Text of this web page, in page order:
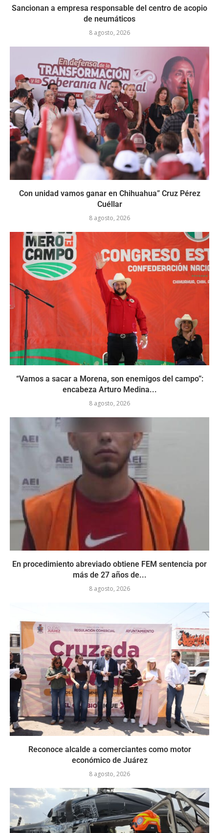
Sancionan a empresa responsable del centro de acopio
de neumáticos
8 agosto, 2026
Con unidad vamos ganar en Chihuahua” Cruz Pérez
Cuéllar
8 agosto, 2026
“Vamos a sacar a Morena, son enemigos del campo”:
encabeza Arturo Medina...
8 agosto, 2026
En procedimiento abreviado obtiene FEM sentencia por
más de 27 años de...
8 agosto, 2026
Reconoce alcalde a comerciantes como motor
económico de Juárez
8 agosto, 2026